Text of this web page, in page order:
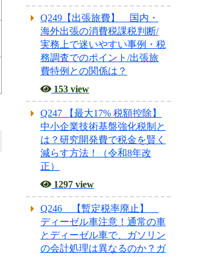
Q249【出張旅費】 国内・
海外出張の消費税課税判断/
実務上で迷いやすい事例・税
務調査でのポイント/出張旅
費特例との関係は？
153 view
Q247 【最大17% 税額控除】
中小企業技術基盤強化税制と
は？研究開発費で税金を賢く
減らす方法！（令和8年改
正）
1297 view
Q246 【暫定税率廃止】
ディーゼル車注意！通常の車
とディーゼル車で、ガソリン
の会計処理は異なるのか？ガ